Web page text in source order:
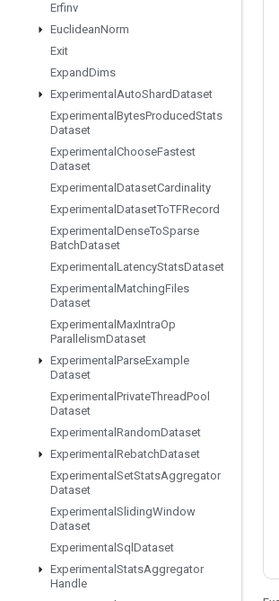
Erfinv
EuclideanNorm
Exit
ExpandDims
Experimental AutoShardDataset
Experimental BytesProducedStats
Dataset
Experimental ChooseFastest
Dataset
Experimental DatasetCardinality
Experimental DatasetToTFRecord
Experimental DenseToSparse
BatchDataset
Experimental LatencyStatsDataset
Experimental MatchingFiles
Dataset
Experimental MaxIntraOp
ParallelismDataset
Experimental ParseExample
Dataset
Experimental PrivateThreadPool
Dataset
Experimental RandomDataset
Experimental RebatchDataset
Experimental SetStatsAggregator
Dataset
Experimental SlidingWindow
Dataset
Experimental Sql Dataset
Experimental StatsAggregator
Handle